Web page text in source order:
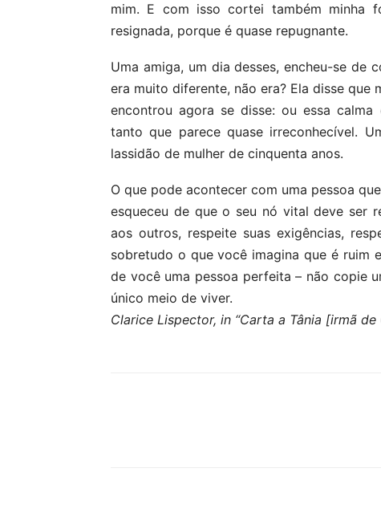
mim. E com isso cortei também minha
resignada, porque é quase repugnante.
Uma amiga, um dia desses, encheu-se de
era muito diferente, não era? Ela disse que
encontrou agora se disse: ou essa
tanto que parece quase irreconhecível.
lassidão de mulher de cinquenta anos.
O que pode acontecer com uma pessoa
esqueceu de que o seu nó vital deve ser
aos outros, respeite suas exigências,
sobretudo o que você imagina que é ruim
de você uma pessoa perfeita – não copie
único meio de viver.
Clarice Lispector, in “Carta a Tânia [irmã de